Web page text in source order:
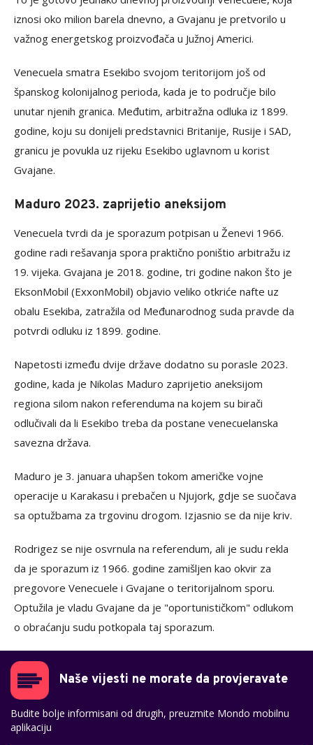
iznosi oko milion barela dnevno, a Gvajanu je pretvorilo u
važnog energetskog proizvođača u Južnoj Americi.
Venecuela smatra Esekibo svojom teritorijom još od
španskog kolonijalnog perioda, kada je to područje bilo
unutar njenih granica. Međutim, arbitražna odluka iz 1899.
godine, koju su donijeli predstavnici Britanije, Rusije i SAD,
granicu je povukla uz rijeku Esekibo uglavnom u korist
Gvajane.
Maduro 2023. zaprijetio aneksijom
Venecuela tvrdi da je sporazum potpisan u Ženevi 1966.
godine radi rešavanja spora praktično poništio arbitražu iz
19. vijeka. Gvajana je 2018. godine, tri godine nakon što je
EksonMobil (ExxonMobil) objavio veliko otkriće nafte uz
obalu Esekiba, zatražila od Međunarodnog suda pravde da
potvrdi odluku iz 1899. godine.
Napetosti između dvije države dodatno su porasle 2023.
godine, kada je Nikolas Maduro zaprijetio aneksijom
regiona silom nakon referenduma na kojem su birači
odlučivali da li Esekibo treba da postane venecuelanska
savezna država.
Maduro je 3. januara uhapšen tokom američke vojne
operacije u Karakasu i prebačen u Njujork, gdje se suočava
sa optužbama za trgovinu drogom. Izjasnio se da nije kriv.
Rodrigez se nije osvrnula na referendum, ali je sudu rekla
da je sporazum iz 1966. godine zamišljen kao okvir za
pregovore Venecuele i Gvajane o teritorijalnom sporu.
Optužila je vladu Gvajane da je "oportunističkom" odlukom
o obraćanju sudu potkopala taj sporazum.
Naše vijesti ne morate da provjeravate
Budite bolje informisani od drugih, preuzmite Mondo mobilnu
aplikaciju